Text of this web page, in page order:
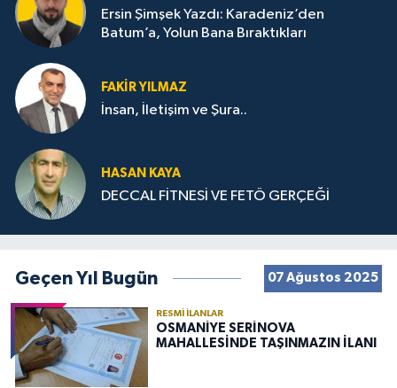
Ersin Şimşek Yazdı: Karadeniz’den
Batum’a, Yolun Bana Bıraktıkları
FAKIR YILMAZ
İnsan, İletişim ve Şura..
HASAN KAYA
DECCAL FİTNESİ VE FETÖ GERÇEĞİ
Geçen Yıl Bugün 07 Ağustos 2025
RESMI İLANLAR
OSMANİYE SERİNOVA
MAHALLESİNDE TAŞINMAZIN İLANI